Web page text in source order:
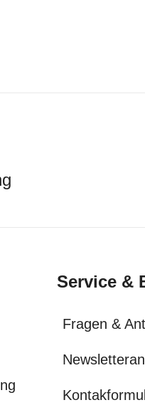
Service &
Fragen &